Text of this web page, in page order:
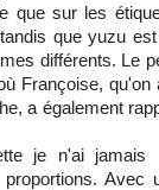
que sur les
que yuzu
différents. Le
Françoise, qu'on
a également
je n'ai jamais
Avec